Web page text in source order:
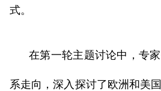
式。
在第一轮主题讨论中，专
系走向，深入探讨了欧洲和美